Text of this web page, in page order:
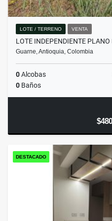
LOTE / TERRENO VENTA
LOTE INDEPENDIENTE
Guarne, Antioquia, Colombia
0Alcobas
0 Baños
DESTACADO